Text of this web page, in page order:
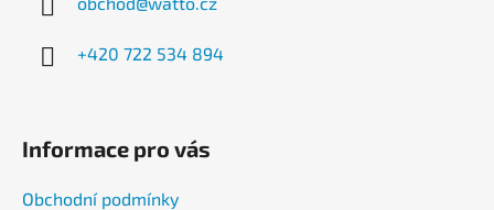
+420 722 534 894
Informace pro vás
Obchodní podmínky